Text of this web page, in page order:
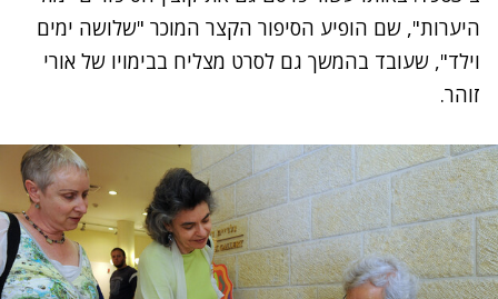
היערות", שם הופיע הסיפור הקצר המוכר "שלושה ימים
וילד", שעובד בהמשך גם לסרט מצליח בבימויו של אורי
זוהר.